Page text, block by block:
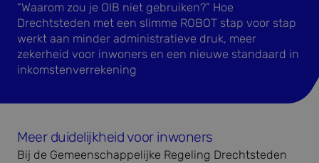
“Waarom zou je OIB niet gebruiken?” Hoe
Drechtsteden met een slimme ROBOT stap voor stap
werkt aan minder administratieve druk, meer
zekerheid voor inwoners en een nieuwe standaard in
inkomstenverrekening
Meer duidelijkheid voor inwoners
Bij de Gemeenschappelijke Regeling Drechtsteden